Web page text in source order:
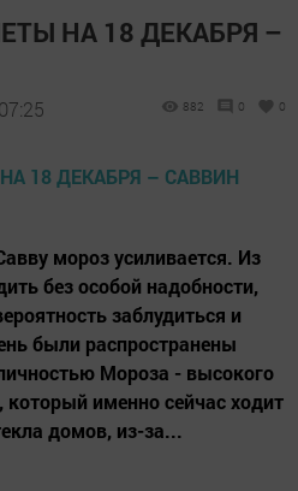
НА 18 ДЕКАБРЯ –
882 0 0
мороз усиливается. Из
без особой надобности,
заблудиться и
были распространены
Мороза - высокого
который именно сейчас ходит
домов, из-за...